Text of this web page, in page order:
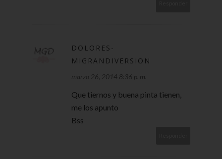
DOLORES-
MIGRANDIVERSION
marzo 26, 2014 8:36 p. m.
Que tiernos y buena pinta tienen,
me los apunto
Bss